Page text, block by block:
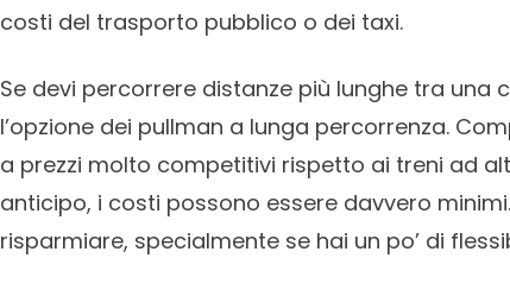
costi del trasporto pubblico o dei taxi.
Se devi percorrere distanze più lunghe tra una
l’opzione dei pullman a lunga percorrenza.
a prezzi molto competitivi rispetto ai treni ad
anticipo, i costi possono essere davvero
risparmiare, specialmente se hai un po’ di